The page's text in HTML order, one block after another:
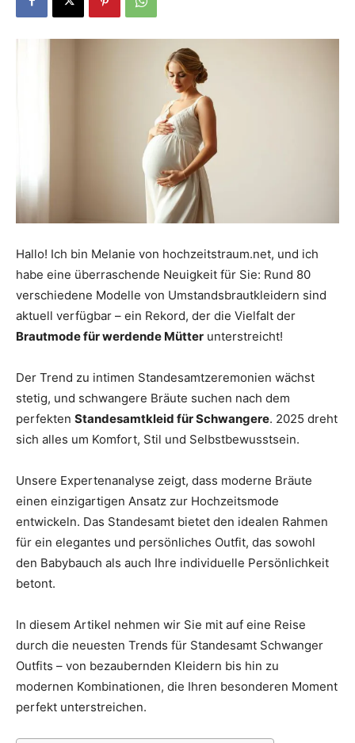
Portal
rund
um
das
Thema
Hochzeit
Hallo! Ich bin Melanie von hochzeitstraum.net, und ich
habe eine überraschende Neuigkeit für Sie: Rund 80
verschiedene Modelle von Umstandsbrautkleidern sind
aktuell verfügbar – ein Rekord, der die Vielfalt der
Brautmode für werdende Mütter unterstreicht!
Der Trend zu intimen Standesamtzeremonien wächst
stetig, und schwangere Bräute suchen nach dem
perfekten Standesamtkleid für Schwangere. 2025 dreht
sich alles um Komfort, Stil und Selbstbewusstsein.
Unsere Expertenanalyse zeigt, dass moderne Bräute
einen einzigartigen Ansatz zur Hochzeitsmode
entwickeln. Das Standesamt bietet den idealen Rahmen
für ein elegantes und persönliches Outfit, das sowohl
den Babybauch als auch Ihre individuelle Persönlichkeit
betont.
In diesem Artikel nehmen wir Sie mit auf eine Reise
durch die neuesten Trends für Standesamt Schwanger
Outfits – von bezaubernden Kleidern bis hin zu
modernen Kombinationen, die Ihren besonderen Moment
perfekt unterstreichen.